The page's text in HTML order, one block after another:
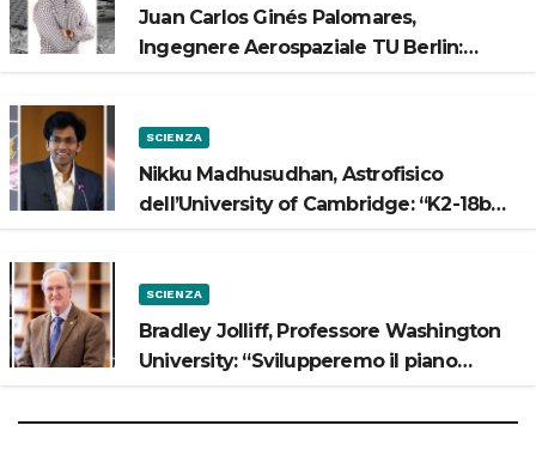
Juan Carlos Ginés Palomares,
Ingegnere Aerospaziale TU Berlin:
SCIENZA
Nikku Madhusudhan, Astrofisico
dell’University of Cambridge: “K2-18b
SCIENZA
Bradley Jolliff, Professore Washington
University: “Svilupperemo il piano